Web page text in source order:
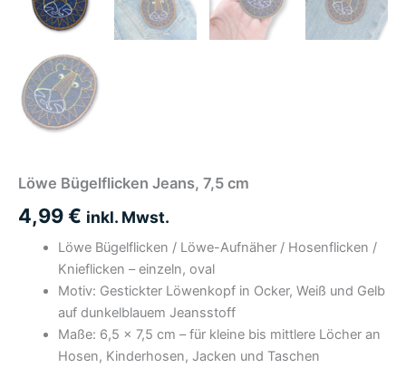
Löwe Bügelflicken Jeans, 7,5 cm
4,99€ inkl. Mwst.
Löwe Bügelflicken / Löwe-Aufnäher / Hosenflicken /
Knieflicken – einzeln, oval
Motiv: Gestickter Löwenkopf in Ocker, Weiß und Gelb
auf dunkelblauem Jeansstoff
Maße: 6,5 × 7,5 cm – für kleine bis mittlere Löcher an
Hosen, Kinderhosen, Jacken und Taschen